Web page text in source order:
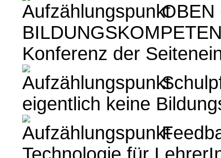
OBEN
Konferenz der
eigentlich keine